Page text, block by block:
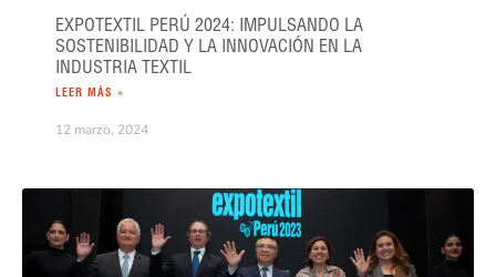
EXPOTEXTIL PERÚ 2024: IMPULSANDO LA
SOSTENIBILIDAD Y LA INNOVACIÓN EN LA
INDUSTRIA TEXTIL
LEER MÁS »
12 marzo, 2024